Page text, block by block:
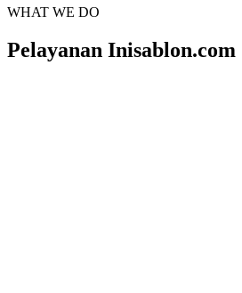
WHAT WE DO
Pelayanan Inisablon.com